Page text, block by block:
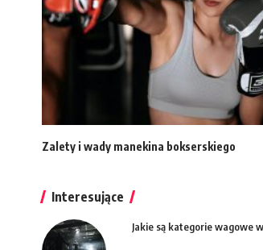
Zalety i wady manekina bokserskiego
Interesujące
Jakie są kategorie wagowe